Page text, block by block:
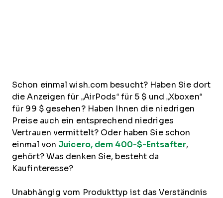
Schon einmal wish.com besucht? Haben Sie dort
die Anzeigen für „AirPods“ für 5 $ und „Xboxen“
für 99 $ gesehen? Haben Ihnen die niedrigen
Preise auch ein entsprechend niedriges
Vertrauen vermittelt? Oder haben Sie schon
einmal von Juicero, dem 400-$-Entsafter,
gehört? Was denken Sie, besteht da
Kaufinteresse?
Unabhängig vom Produkttyp ist das Verständnis